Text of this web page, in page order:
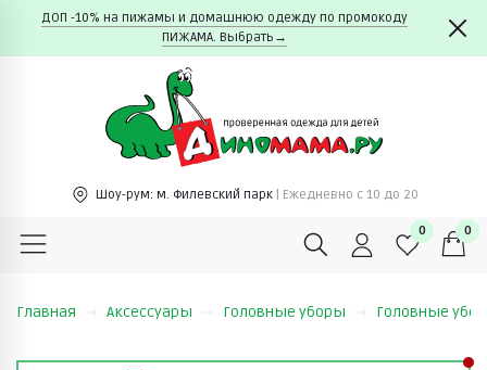
ДОП -10% на пижамы и домашнюю одежду по промокоду
ПИЖАМА. Выбрать→
Шоу-рум: м. Филевский парк | Ежедневно c 10 до 20
0 0
Главная Аксессуары Головные уборы Головные